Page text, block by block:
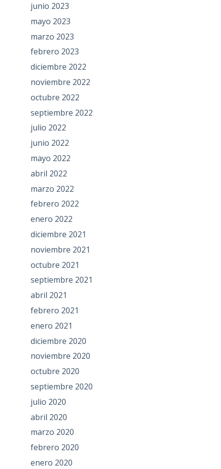
junio 2023
mayo 2023
marzo 2023
febrero 2023
diciembre 2022
noviembre 2022
octubre 2022
septiembre 2022
julio 2022
junio 2022
mayo 2022
abril 2022
marzo 2022
febrero 2022
enero 2022
diciembre 2021
noviembre 2021
octubre 2021
septiembre 2021
abril 2021
febrero 2021
enero 2021
diciembre 2020
noviembre 2020
octubre 2020
septiembre 2020
julio 2020
abril 2020
marzo 2020
febrero 2020
enero 2020